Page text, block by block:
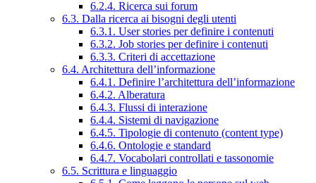
6.2.4. Ricerca sui forum
6.3. Dalla ricerca ai bisogni degli utenti
6.3.1. User stories per definire i contenuti
6.3.2. Job stories per definire i contenuti
6.3.3. Criteri di accettazione
6.4. Architettura dell’informazione
6.4.1. Definire l’architettura dell’informazione
6.4.2. Alberatura
6.4.3. Flussi di interazione
6.4.4. Sistemi di navigazione
6.4.5. Tipologie di contenuto (content type)
6.4.6. Ontologie e standard
6.4.7. Vocabolari controllati e tassonomie
6.5. Scrittura e linguaggio